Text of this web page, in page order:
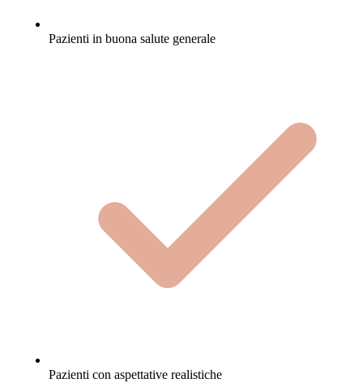
Pazienti in buona salute generale
Pazienti con aspettative realistiche